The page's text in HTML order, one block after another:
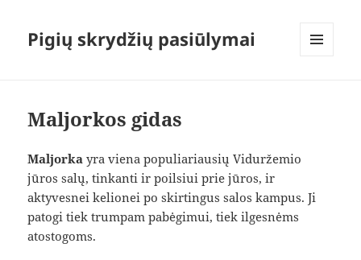
Pigių skrydžių pasiūlymai
Maljorkos gidas
Maljorka yra viena populiariausių Viduržemio
jūros salų, tinkanti ir poilsiui prie jūros, ir
aktyvesnei kelionei po skirtingus salos kampus. Ji
patogi tiek trumpam pabėgimui, tiek ilgesnėms
atostogoms.